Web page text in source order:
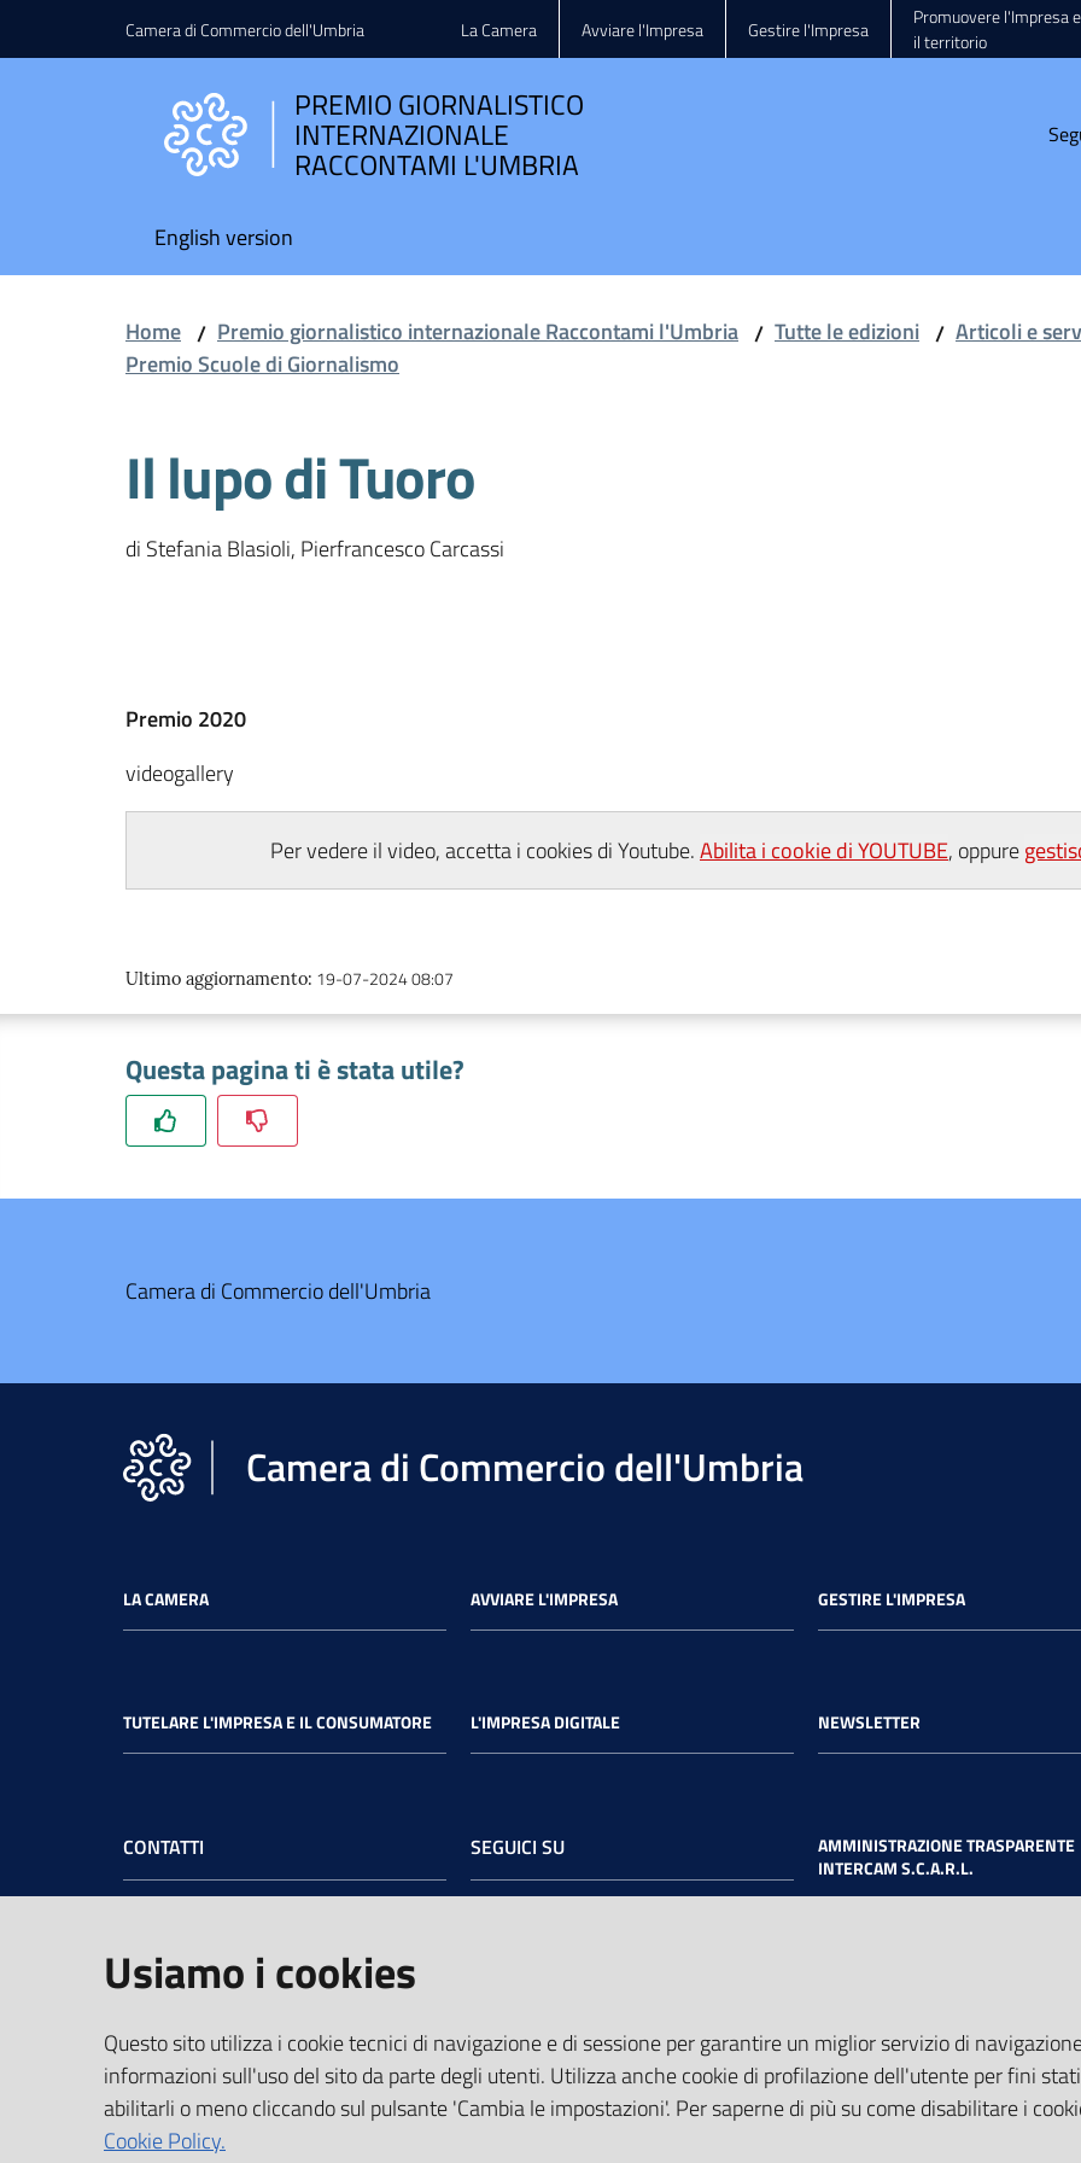
Vai al contenuto
Vai alla navigazioneCamera di Commercio dell'Umbria La Camera Avviare l'Impresa Gestire l'Impresa
Promuovere l'Impresa e
il territorio
PREMIO GIORNALISTICO
INTERNAZIONALE
RACCONTAMI L'UMBRIA
English version
Home / Premio giornalistico internazionale Raccontami l'Umbria / Tutte le edizioni / Articoli e
Premio Scuole di Giornalismo
Il lupo di Tuoro
di Stefania Blasioli, Pierfrancesco Carcassi
Premio 2020
videogallery
Per vedere il video, accetta i cookies di Youtube.Abilita i cookie di YOUTUBE, oppure
Ultimo aggiornamento: 19-07-2024 08:07
Questa pagina ti è stata utile?
Camera di Commercio dell'Umbria
Camera di Commercio dell'Umbria
LA CAMERA AVVIARE L'IMPRESA GESTIRE L'IMPRESA
TUTELARE L'IMPRESA E IL CONSUMATORE L'IMPRESA DIGITALE NEWSLETTER
CONTATTI
06121 Perugia - tel.+39 075 57481
05100 Terni - tel.
+39 0744 4891
PEC:cciaa@pec.umbria.camcom.it
Codice Fiscale e Partita IVA:
03764550541
SEGUICI SU
AMMINISTRAZIONE TRASPARENTE
INTERCAM S.C.A.R.L.
Usiamo i cookies
Questo sito utilizza i cookie tecnici di navigazione e di sessione per garantire un miglior servizio di
informazioni sull'uso del sito da parte degli utenti. Utilizza anche cookie di profilazione dell'utente per fini
abilitarli o meno cliccando sul pulsante 'Cambia le impostazioni'. Per saperne di più su come disabilitare i
Cookie Policy.